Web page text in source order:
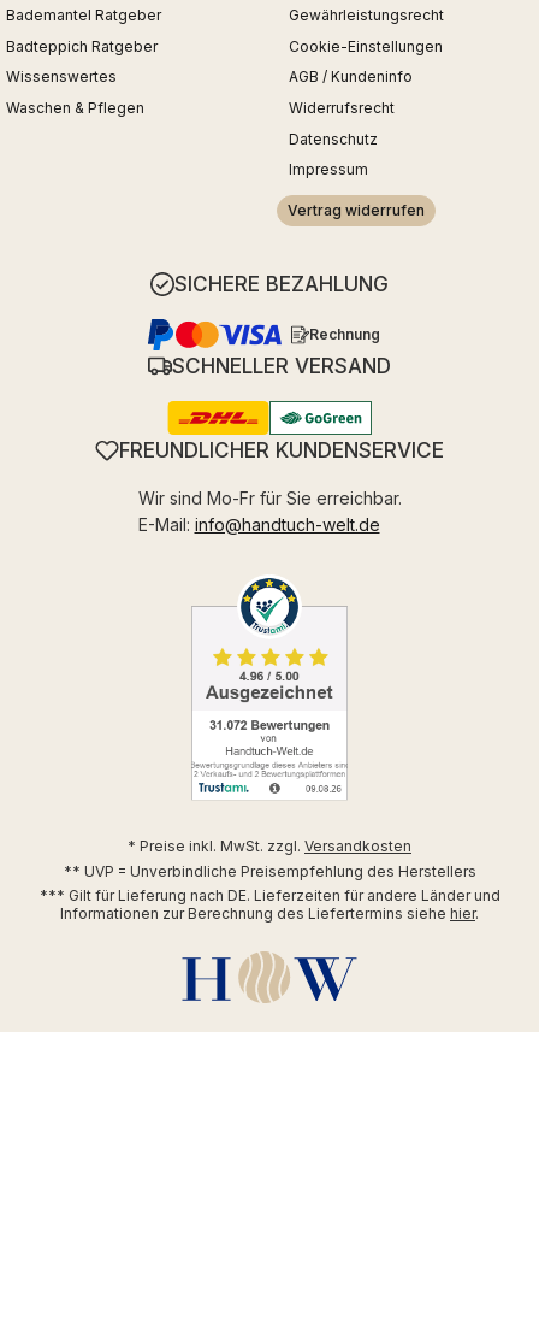
Bademantel Ratgeber
Badteppich Ratgeber
Wissenswertes
Waschen & Pflegen
Gewährleistungsrecht
Cookie-Einstellungen
AGB / Kundeninfo
Widerrufsrecht
Datenschutz
Impressum
Vertrag widerrufen
SICHERE BEZAHLUNG
Rechnung
SCHNELLER VERSAND
FREUNDLICHER KUNDENSERVICE
Wir sind Mo-Fr für Sie erreichbar.
E-Mail: info@handtuch-welt.de
* Preise inkl. MwSt. zzgl. Versandkosten
** UVP = Unverbindliche Preisempfehlung des Herstellers
*** Gilt für Lieferung nach DE. Lieferzeiten für andere Länder und
Informationen zur Berechnung des Liefertermins siehe hier.